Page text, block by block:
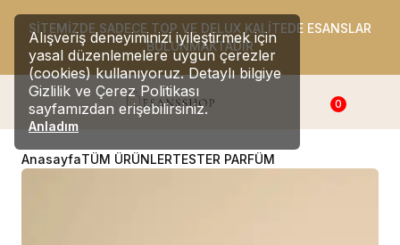
Alışveriş deneyiminizi iyileştirmek için
yasal düzenlemelere uygun çerezler
(cookies) kullanıyoruz. Detaylı bilgiye
Gizlilik ve Çerez Politikası
sayfamızdan erişebilirsiniz.
Anladım
SİTEMİZDE SADECE TOP VE DELUX KALİTEDE ESANSLAR
BULUNMAKTADIR
0
AnasayfaTÜM ÜRÜNLERTESTER PARFÜM